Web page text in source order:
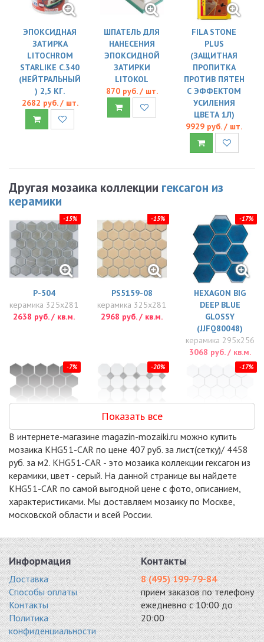
ЭПОКСИДНАЯ
ЗАТИРКА
LITOCHROM
STARLIKE C.340
(НЕЙТРАЛЬНЫЙ
) 2,5 КГ.
2682 руб. / шт.
ШПАТЕЛЬ ДЛЯ
НАНЕСЕНИЯ
ЭПОКСИДНОЙ
ЗАТИРКИ
LITOKOL
870 руб. / шт.
FILA STONE
PLUS
(ЗАЩИТНАЯ
ПРОПИТКА
ПРОТИВ ПЯТЕН
С ЭФФЕКТОМ
УСИЛЕНИЯ
ЦВЕТА 1Л)
9929 руб. / шт.
Другая мозаика коллекции гексагон из
керамики
-15%
P-504
керамика 325x281
2638 руб. / кв.м.
-15%
PS5159-08
керамика 325x281
2968 руб. / кв.м.
-17%
HEXAGON BIG
DEEP BLUE
GLOSSY
(JJFQ80048)
керамика 295x256
3068 руб. / кв.м.
-7%
PIX611
керамогранит
270x285
3255 руб. / кв.м.
-20%
OCTAGON SMALL
WHITE/BLACK
MATT
(NXWN51488/IDL
A2575)
керамика 295x295
3520 руб. / кв.м.
-17%
HEXAGON SMALL
WHITE MATT
(MT31000/LJ510
8/IDL1005)
керамика 278x265
3533 руб. / кв.м.
KHG51-2U
керамика 284x324
3547 руб. / кв.м.
KHG23-1M
керамика 260x300
3575 руб. / кв.м.
KHG23-1G
керамика 260x300
3575 руб. / кв.м.
-18% -18% -15%
Показать все
В интернете-магазине magazin-mozaiki.ru можно купить
мозаика KHG51-CAR по цене 407 руб. за лист(сетку)/ 4458
руб. за м2. KHG51-CAR - это мозаика коллекции гексагон из
керамики, цвет - серый. На данной странице вы найдете
KHG51-CAR по самой выгодной цене с фото, описанием,
характеристиками. Мы доставляем мозаику по Москве,
московской области и всей России.
Информация
Доставка
Способы оплаты
Контакты
Политика
конфиденциальности
Контакты
8 (495) 199-79-84
прием заказов по телефону
ежедневно с 10:00 до
20:00